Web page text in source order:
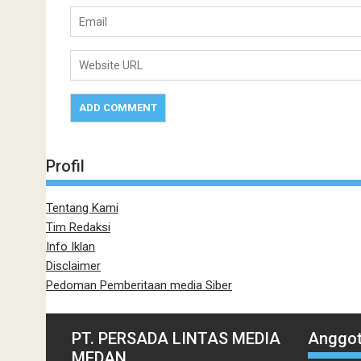
Profil
Tentang Kami
Tim Redaksi
Info Iklan
Disclaimer
Pedoman Pemberitaan media Siber
PT. PERSADA LINTAS MEDIA